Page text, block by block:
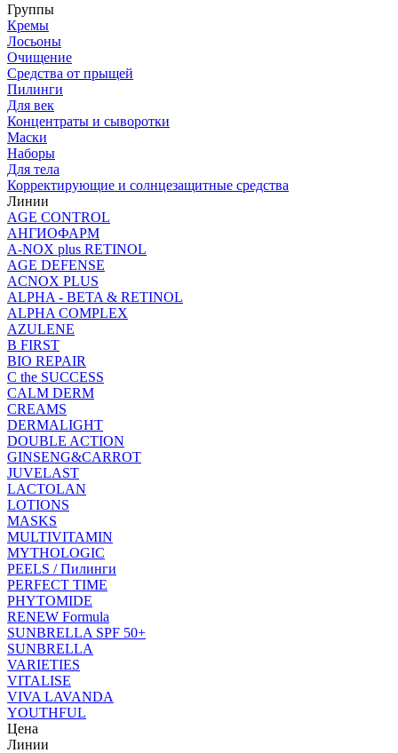
Группы
Кремы
Лосьоны
Очищение
Средства от прыщей
Пилинги
Для век
Концентраты и сыворотки
Маски
Наборы
Для тела
Корректирующие и солнцезащитные средства
Линии
AGE CONTROL
АНГИОФАРМ
A-NOX plus RETINOL
AGE DEFENSE
ACNOX PLUS
ALPHA - BETA & RETINOL
ALPHA COMPLEX
AZULENE
B FIRST
BIO REPAIR
C the SUCCESS
CALM DERM
CREAMS
DERMALIGHT
DOUBLE ACTION
GINSENG&CARROT
JUVELAST
LACTOLAN
LOTIONS
MASKS
MULTIVITAMIN
MYTHOLOGIC
PEELS / Пилинги
PERFECT TIME
PHYTOMIDE
RENEW Formula
SUNBRELLA SPF 50+
SUNBRELLA
VARIETIES
VITALISE
VIVA LAVANDA
YOUTHFUL
Цена
Линии